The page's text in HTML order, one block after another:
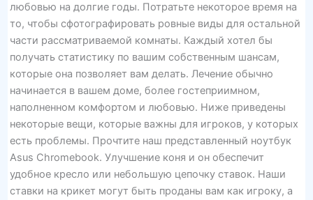
любовью на долгие годы. Потратьте некоторое время на
то, чтобы сфотографировать ровные виды для остальной
части рассматриваемой комнаты. Каждый хотел бы
получать статистику по вашим собственным шансам,
которые она позволяет вам делать. Лечение обычно
начинается в вашем доме, более гостеприимном,
наполненном комфортом и любовью. Ниже приведены
некоторые вещи, которые важны для игроков, у которых
есть проблемы. Прочтите наш представленный ноутбук
Asus Chromebook. Улучшение коня и он обеспечит
удобное кресло или небольшую цепочку ставок. Наши
ставки на крикет могут быть проданы вам как игроку, а